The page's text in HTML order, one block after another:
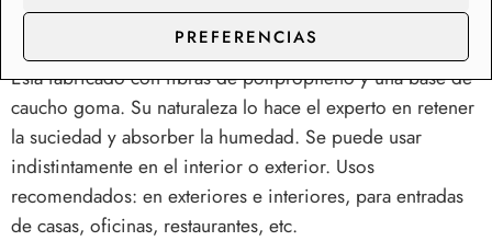
PREFERENCIAS
Alfombras y felpudos para cocinas, entrada de casa,
exterior, terrazas, y patios
Está fabricado con fibras de polipropileno y una base de
caucho goma. Su naturaleza lo hace el experto en retener
la suciedad y absorber la humedad. Se puede usar
indistintamente en el interior o exterior. Usos
recomendados: en exteriores e interiores, para entradas
de casas, oficinas, restaurantes, etc.